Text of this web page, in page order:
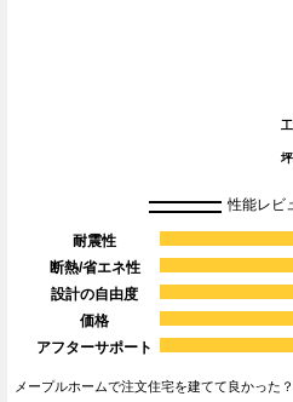
性能レビ
耐震性
断熱/省エネ性
設計の自由度
価格
アフターサポート
メープルホームで注文住宅を建てて良かった